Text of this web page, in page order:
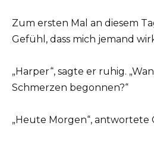
Zum ersten Mal an diesem
Gefühl, dass mich jemand
„Harper“, sagte er ruhig.
Schmerzen begonnen?“
„Heute Morgen“, antwortete